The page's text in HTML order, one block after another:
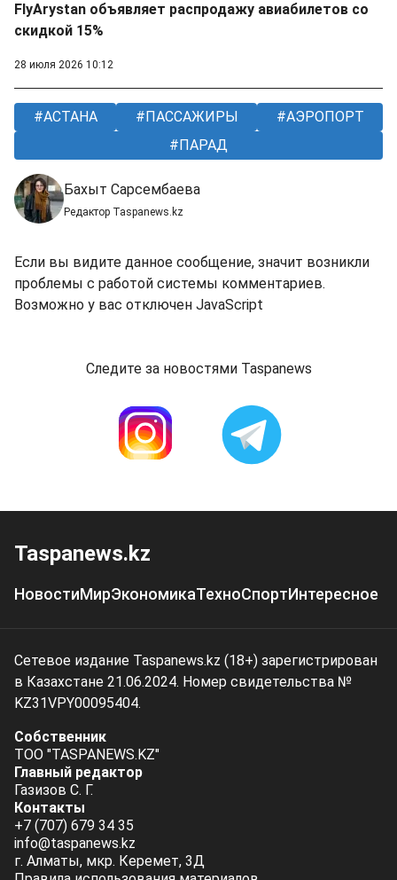
FlyArystan объявляет распродажу авиабилетов со
скидкой 15%
28 июля 2026 10:12
АСТАНА ПАССАЖИРЫ
АЭРОПОРТ
ПАРАД
Бахыт Сарсембаева
Редактор Taspanews.kz
Если вы видите данное сообщение, значит возникли
проблемы с работой системы комментариев.
Возможно у вас отключен JavaScript
Следите за новостями Taspanews
Taspanews.kz
НовостиМирЭкономикаТехноСпортИнтересное
Сетевое издание Taspanews.kz (18+) зарегистрирован
в Казахстане 21.06.2024. Номер свидетельства №
KZ31VPY00095404.
Собственник
ТОО "TASPANEWS.KZ"
Главный редактор
Газизов С. Г.
Контакты
+7 (707) 679 34 35
info@taspanews.kz
г. Алматы, мкр. Керемет, 3Д